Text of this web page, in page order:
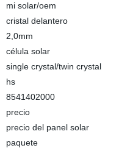
mi solar/oem
cristal delantero
2,0mm
célula solar
single crystal/twin crystal
hs
8541402000
precio
precio del panel solar
paquete